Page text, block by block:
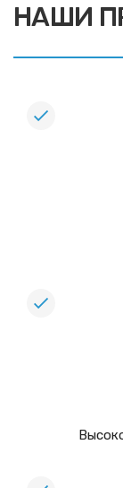
НАШИ